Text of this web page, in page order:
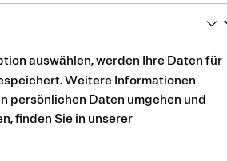
auswählen, werden Ihre Daten für
Weitere Informationen
persönlichen Daten umgehen und
finden Sie in unserer